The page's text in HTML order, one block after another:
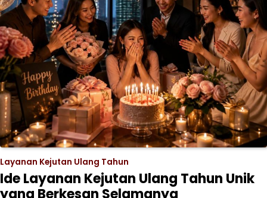
Layanan Kejutan Ulang Tahun
Ide Layanan Kejutan Ulang Tahun Unik
yang Berkesan Selamanya